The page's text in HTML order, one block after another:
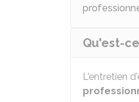
Qu'est-
L'entretien